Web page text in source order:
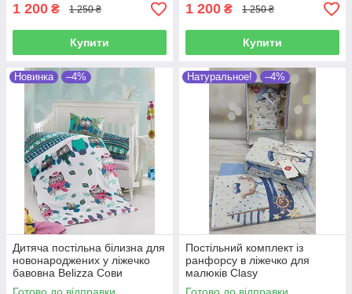
1 200 ₴ 1 250 ₴
Купити
1 200 ₴ 1 250 ₴
Купити
Новинка –4%
Дитяча постільна білизна для
новонароджених у ліжечко
бавовна Belizza Сови
Натуральное! –4%
Постільний комплект із
ранфорсу в ліжечко для
малюків Clasy